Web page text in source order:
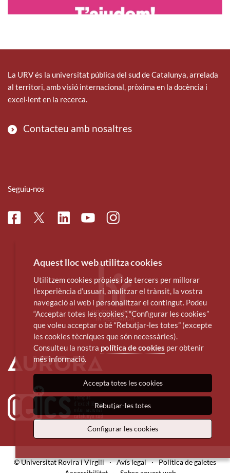
La URV és la universitat pública del sud de Catalunya, arrelada
al territori, amb visió internacional, pròxima en la docència i
excel·lent en la recerca.
Contacteu amb nosaltres
Seguiu-nos
FacebookTwitterLinkedinYoutubeInstagram
© Universitat Rovira i Virgili · Avís legal · Política de galetes
Aquest lloc web utilitza cookies
Utilitzem cookies pròpies i de tercers per millorar
l’experiència d’usuari, analitzar el trànsit, la vostra
navegació al web i personalitzar el contingut. Podeu
“Acceptar totes les cookies”, “Configurar les cookies”
que voleu acceptar o bé “Rebutjar-les totes” (excepte
les cookies tècniques que són necessàries).
Consulteu la nostra política de cookies per obtenir
més informació.
Accepta totes les cookies
Rebutjar-les totes
Configurar les cookies